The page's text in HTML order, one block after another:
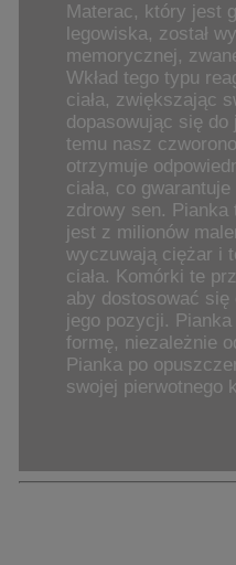
Materac, który jest
legowiska, został
memorycznej,
Wkład tego typu
ciała, zwiększając
dopasowując się do
temu nasz
otrzymuje
ciała, co
zdrowy sen. Pianka
jest z milionów
wyczuwają ciężar i
ciała. Komórki te
aby dostosować się
jego pozycji.
formę, niezależnie
Pianka po
swojej pierwotnego